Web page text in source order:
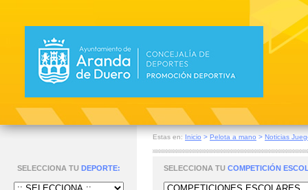
Estas en: Inicio > Pelota a mano > Noticias
SELECCIONA TU DEPORTE: SELECCIONA TU COMPETICIÓN